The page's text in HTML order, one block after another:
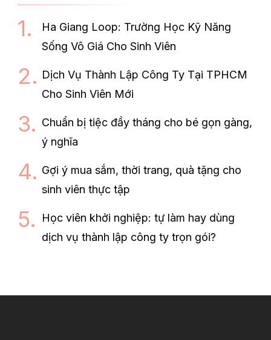
Ha Giang Loop: Trường Học Kỹ Năng
Sống Vô Giá Cho Sinh Viên
Dịch Vụ Thành Lập Công Ty Tại TPHCM
Cho Sinh Viên Mới
Chuẩn bị tiệc đầy tháng cho bé gọn gàng,
ý nghĩa
Gợi ý mua sắm, thời trang, quà tặng cho
sinh viên thực tập
Học viên khởi nghiệp: tự làm hay dùng
dịch vụ thành lập công ty trọn gói?